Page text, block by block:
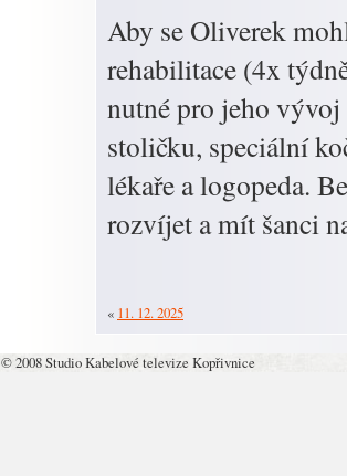
Aby se Oliverek
rehabilitace (4x
nutné pro jeho
stoličku, speciální
lékaře a logopeda.
rozvíjet a mít šanci
« 11. 12. 2025
© 2008 Studio Kabelové televize Kopřivnice